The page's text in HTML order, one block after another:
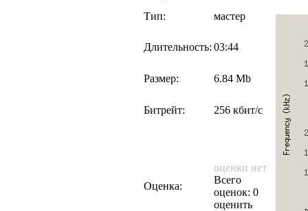
Тип: мастер
Длительность: 03:44
Размер: 6.84 Mb
Битрейт: 256 кбит/с
Оценка:
оценки нет
Всего
оценок: 0
оценить